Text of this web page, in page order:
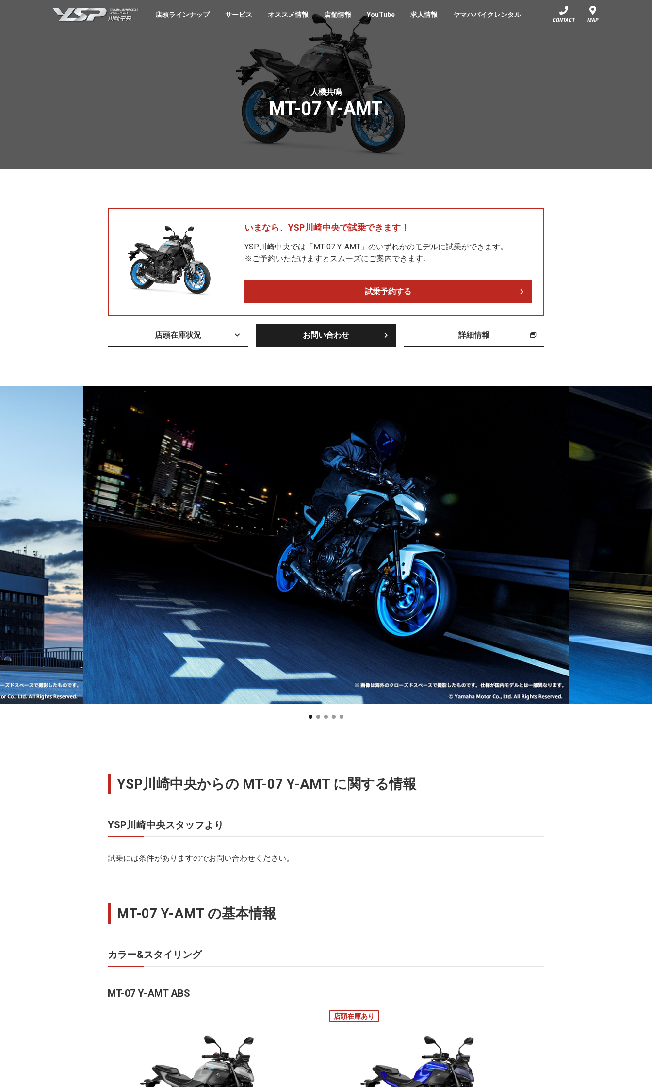
YSP川崎中央
店頭ラインナップ サービス オススメ情報 店舗情報 YouTube 求人情報 ヤマハバイクレンタル
CONTACT MAP
人機共鳴
MT-07 Y-AMT
いまなら、 YSP川崎中央で試乗できます！
YSP川崎中央では「MT-07 Y-AMT」のいずれかのモデルに試乗ができます。
※ご予約いただけますとスムーズにご案内できます。
試乗予約する
店頭在庫状況 お問い合わせ 詳細情報
YSP川崎中央からの MT-07 Y-AMT に関する情報
YSP川崎中央スタッフより
試乗には条件がありますのでお問い合わせください。
MT-07 Y-AMT の基本情報
カラー&スタイリング
MT-07 Y-AMT ABS
店頭在庫あり